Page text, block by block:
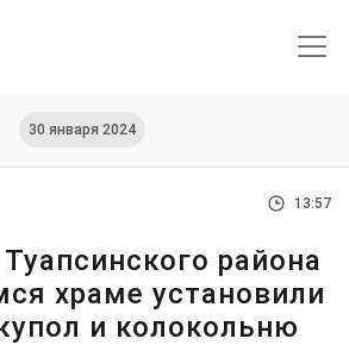
30 января 2024
13:57
района
храме установили
и колокольню